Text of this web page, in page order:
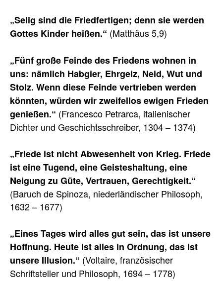
„Selig sind die Friedfertigen; denn sie werden
Gottes Kinder heißen.“ (Matthäus 5,9)
„Fünf große Feinde des Friedens wohnen in
uns: nämlich Habgier, Ehrgeiz, Neid, Wut und
Stolz. Wenn diese Feinde vertrieben werden
könnten, würden wir zweifellos ewigen Frieden
genießen.“ (Francesco Petrarca, italienischer
Dichter und Geschichtsschreiber, 1304 – 1374)
„Friede ist nicht Abwesenheit von Krieg. Friede
ist eine Tugend, eine Geisteshaltung, eine
Neigung zu Güte, Vertrauen, Gerechtigkeit.“
(Baruch de Spinoza, niederländischer Philosoph,
1632 – 1677)
„Eines Tages wird alles gut sein, das ist unsere
Hoffnung. Heute ist alles in Ordnung, das ist
unsere Illusion.“ (Voltaire, französischer
Schriftsteller und Philosoph, 1694 – 1778)